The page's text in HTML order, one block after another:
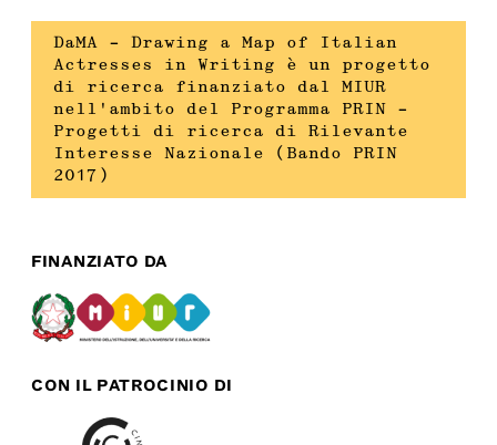
DaMA – Drawing a Map of Italian
Actresses in Writing è un progetto
di ricerca finanziato dal MIUR
nell’ambito del Programma PRIN –
Progetti di ricerca di Rilevante
Interesse Nazionale (Bando PRIN
2017)
FINANZIATO DA
CON IL PATROCINIO DI